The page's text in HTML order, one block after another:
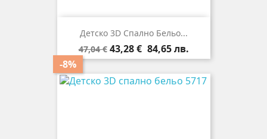
Детско 3D Спално Бельо...
Редовна
цена
47,04 €
-8%
Цена
43,28 € 84,65 лв.